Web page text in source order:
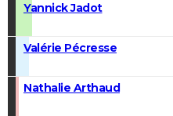
Yannick Jadot
Valérie Pécresse
Nathalie Arthaud